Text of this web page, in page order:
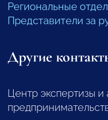
Региональные
Представители за
Другие
Центр экспертизы